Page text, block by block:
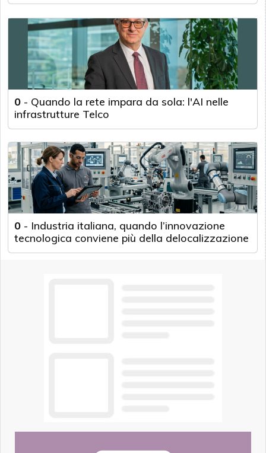
0 - Quando la rete impara da sola: l'AI nelle
infrastrutture Telco
0 - Industria italiana, quando l’innovazione
tecnologica conviene più della delocalizzazione